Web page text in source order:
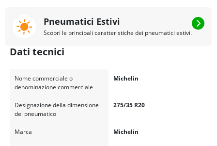
Pneumatici Estivi
Scopri le principali caratteristiche dei pneumatici estivi.
Dati tecnici
Nome commerciale o
denominazione commerciale
Michelin
Designazione della dimensione
del pneumatico
275/35 R20
Marca Michelin